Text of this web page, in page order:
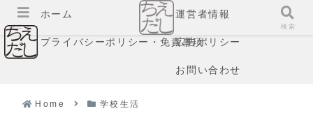
ホーム 運営者情報
プライバシーポリシー・免責事項広告ポリシー
お問い合わせ
Home 学校生活
メニュー 検索